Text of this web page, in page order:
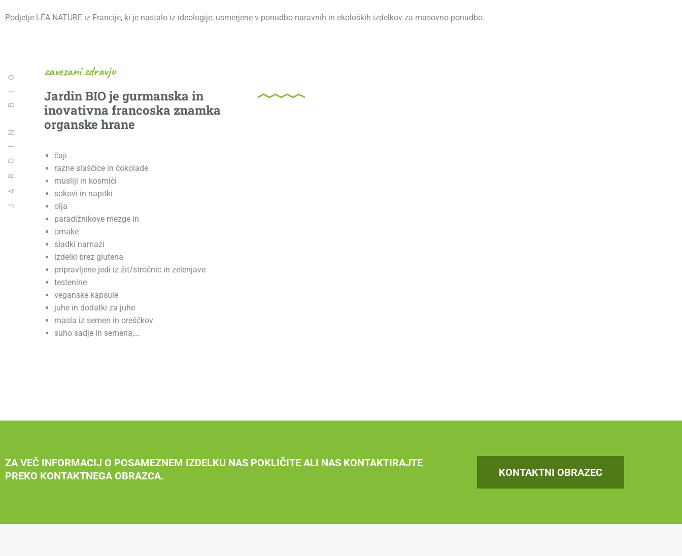
Podjetje LÉA NATURE iz Francije, ki je nastalo iz ideologije, usmerjene v ponudbo naravnih in ekoloških izdelkov za masovno ponudbo.
JARDIN BIO zavezani zdravju
Jardin BIO je gurmanska in
inovativna francoska znamka
organske hrane
čaji
razne slaščice in čokolade
musliji in kosmiči
sokovi in napitki
olja
paradižnikove mezge in
omake
sladki namazi
izdelki brez glutena
pripravljene jedi iz žit/stročnic in zelenjave
testenine
veganske kapsule
juhe in dodatki za juhe
masla iz semen in oreščkov
suho sadje in semena,…
ZA VEČ INFORMACIJ O POSAMEZNEM IZDELKU NAS POKLIČITE ALI NAS KONTAKTIRAJTE
PREKO KONTAKTNEGA OBRAZCA.
KONTAKTNI OBRAZEC